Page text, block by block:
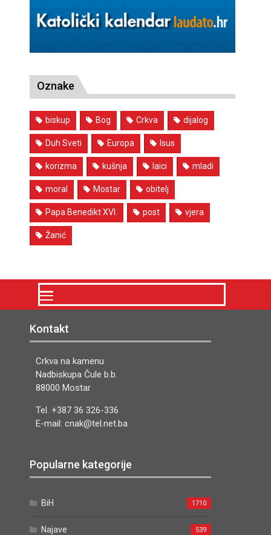
Oznake
biskup Bog Crkva dijalog
Duh Sveti Europa Isus
korizma kušnja laici mladi
moral Mostar obitelj
Papa Benedikt XVI. post vjera
Žanić
Kontakt
Crkva na kamenu
Nadbiskupa Čule b.b.
88000 Mostar
Tel. +387 36 326-336
E-mail: cnak@tel.net.ba
Popularne kategorije
BiH 1710
Najave 539